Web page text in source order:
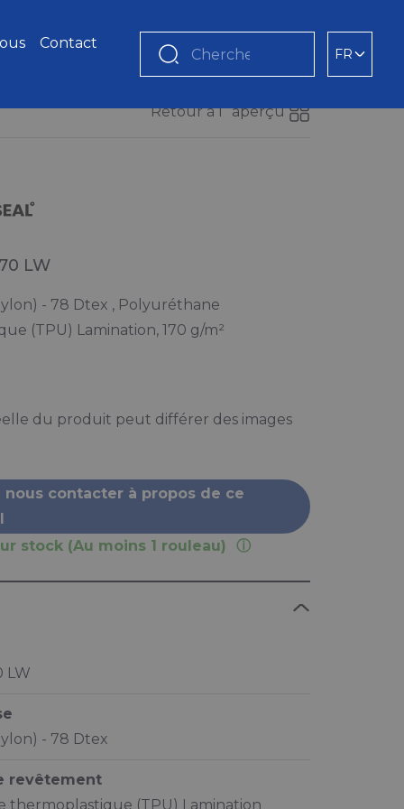
LW
- 78 Dtex , Polyuréthane
(TPU) Lamination, 170 g/m²
du produit peut différer des images
nous contacter à propos de ce
stock (Au moins 1 rouleau)
LW
- 78 Dtex
revêtement
thermoplastique (TPU) Lamination
Retour à l´aperçu
Contact
Chercher FR